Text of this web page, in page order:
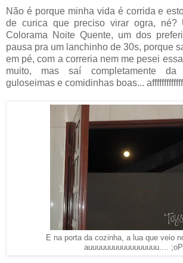
Não é porque minha vida é corrida e
de curica que preciso virar ogra, né?
Colorama Noite Quente, um dos
pausa pra um lanchinho de 30s, porque
em pé, com a correria nem me pesei
muito, mas saí completamente da
guloseimas e comidinhas boas...
E na porta da cozinha, a lua que veio
auuuuuuuuuuuuuuuuu.... ;oP